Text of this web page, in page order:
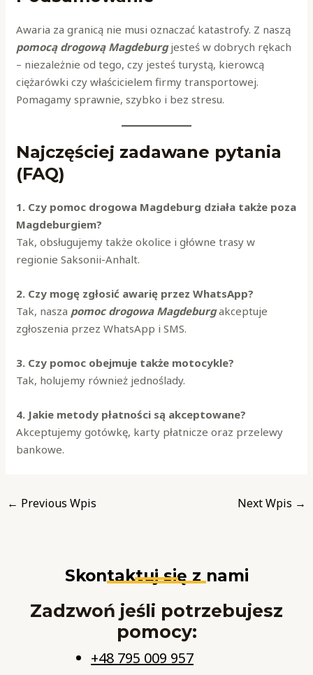
Awaria za granicą nie musi oznaczać katastrofy. Z naszą
pomocą drogową Magdeburgjesteś w dobrych rękach
– niezależnie od tego, czy jesteś turystą, kierowcą
ciężarówki czy właścicielem firmy transportowej.
Pomagamy sprawnie, szybko i bez stresu.
Najczęściej zadawane pytania
(FAQ)
1. Czy pomoc drogowa Magdeburg działa także poza
Magdeburgiem?
Tak, obsługujemy także okolice i główne trasy w
regionie Saksonii-Anhalt.
2. Czy mogę zgłosić awarię przez WhatsApp?
Tak, nasza pomoc drogowa Magdeburgakceptuje
zgłoszenia przez WhatsApp i SMS.
3. Czy pomoc obejmuje także motocykle?
Tak, holujemy również jednoślady.
4. Jakie metody płatności są akceptowane?
Akceptujemy gotówkę, karty płatnicze oraz przelewy
bankowe.
← Previous Wpis Next Wpis →
Skontaktuj się z nami
Zadzwoń jeśli potrzebujesz
pomocy:
+48 795 009 957